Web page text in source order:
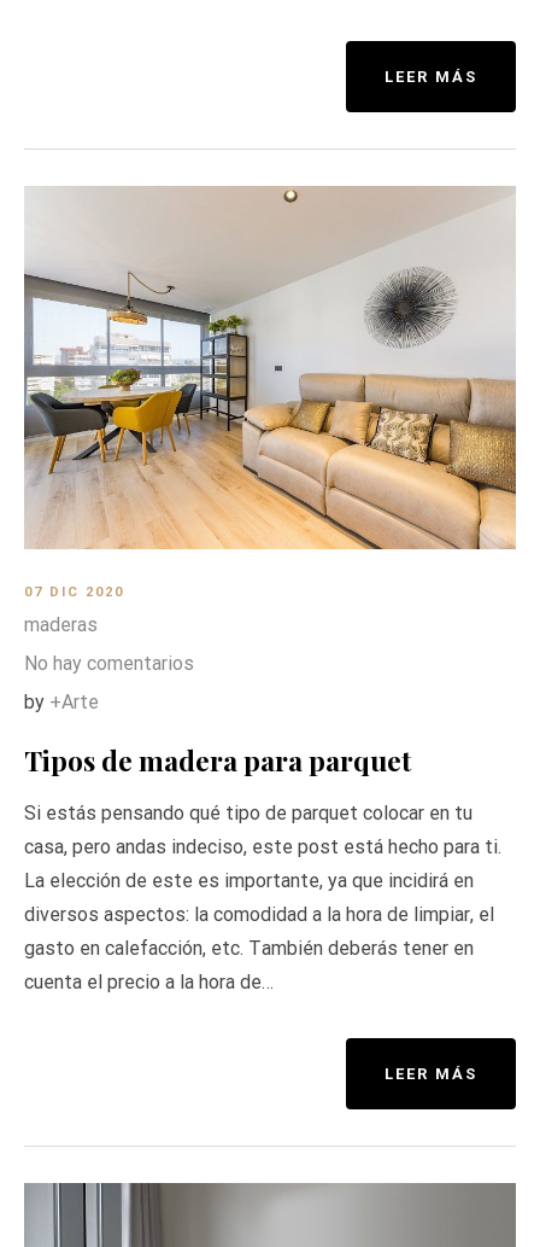
LEER MÁS
07 DIC 2020
maderas
No hay comentarios
by +Arte
Tipos de madera para parquet
Si estás pensando qué tipo de parquet colocar en tu
casa, pero andas indeciso, este post está hecho para ti.
La elección de este es importante, ya que incidirá en
diversos aspectos: la comodidad a la hora de limpiar, el
gasto en calefacción, etc. También deberás tener en
cuenta el precio a la hora de…
LEER MÁS